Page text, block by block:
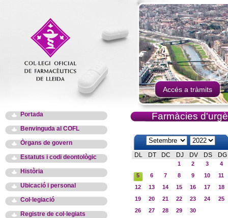
Accés a tràmits
Portada
Benvinguda al COFL
Òrgans de govern
Estatuts i codi deontològic
Història
Ubicació i personal
Col·legiació
Registre de col·legiats
Farmàcies
DL DT DC DJ DV DS DG
1 2 3
4
5
6 7 8 9 10
11
12
13 14 15 16 17
18
19
20 21 22 23 24
25
26
27 28 29
30